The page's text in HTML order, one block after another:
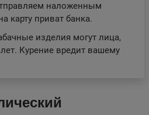
наложенным
карту приват банка.
изделия могут лица,
Курение вредит вашему